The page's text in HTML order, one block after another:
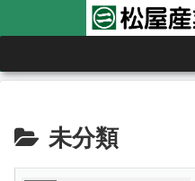
未分類